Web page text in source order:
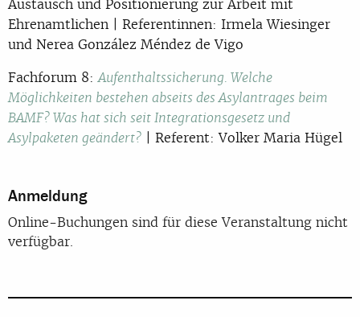
Austausch und Positionierung zur Arbeit mit
Ehrenamtlichen | Referentinnen: Irmela Wiesinger
und Nerea González Méndez de Vigo
Fachforum 8:Aufenthaltssicherung. Welche
Möglichkeiten bestehen abseits des Asylantrages beim
BAMF? Was hat sich seit Integrationsgesetz und
Asylpaketen geändert? | Referent: Volker Maria Hügel
Anmeldung
Online-Buchungen sind für diese Veranstaltung nicht
verfügbar.